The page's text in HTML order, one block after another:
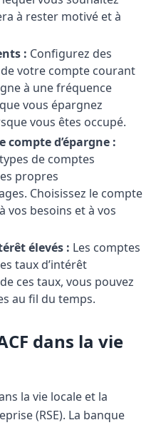
à rester motivé et à
: Configurez des
votre compte courant
à une fréquence
vous épargnez
vous êtes occupé.
compte d’épargne :
de comptes
propres
Choisissez le compte
vos besoins et à vos
élevés : Les comptes
taux d’intérêt
ces taux, vous pouvez
au fil du temps.
dans la vie
la vie locale et la
(RSE). La banque